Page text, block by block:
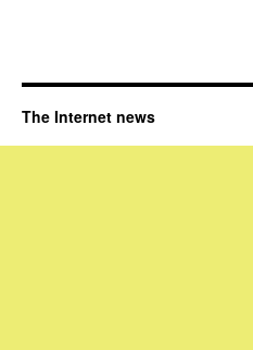
The Internet news